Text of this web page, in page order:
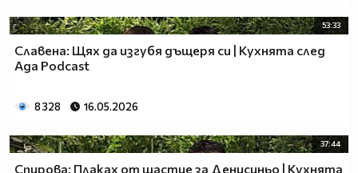
53:33
Славена: Щях да изгубя дъщеря си | Кухнята след
Ада Podcast
8 328 16.05.2026
37:44
Спирова: Плаках от щастие за Денисиньо | Кухнята